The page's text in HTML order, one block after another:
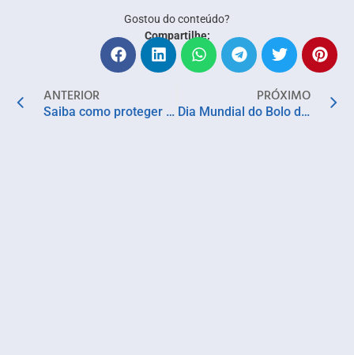
Gostou do conteúdo?
Compartilhe:
ANTERIOR
Saiba como proteger a pele durante as ‘ondas de calor’ e os principais riscos dermatológicos no verão
PRÓXIMO
Dia Mundial do Bolo de Chocolate: Confira duas receitas deliciosas para celebrar a data